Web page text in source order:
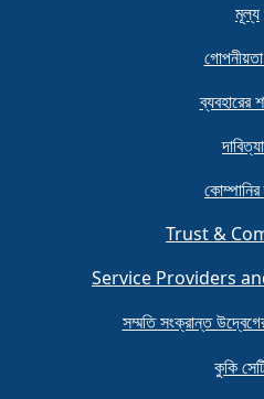
মূল্য
ব্যবহারের
Trust &
Service Providers
সম্মতি সংক্রান্ত
কুকি